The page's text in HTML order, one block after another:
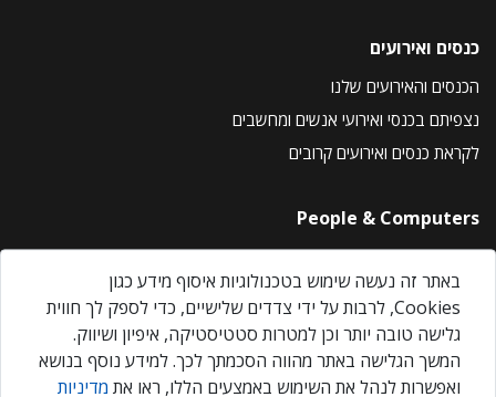
כנסים ואירועים
הכנסים והאירועים שלנו
נצפיתם בכנסי ואירועי אנשים ומחשבים
לקראת כנסים ואירועים קרובים
People & Computers
About Us
Privacy Policy
Contact Us
Our Events
באתר זה נעשה שימוש בטכנולוגיות איסוף מידע כגון
Cookies, לרבות על ידי צדדים שלישיים, כדי לספק לך חווית
גלישה טובה יותר וכן למטרות סטטיסטיקה, איפיון ושיווק.
המשך הגלישה באתר מהווה הסכמתך לכך. למידע נוסף בנושא
ואפשרות לנהל את השימוש באמצעים הללו, ראו את מדיניות